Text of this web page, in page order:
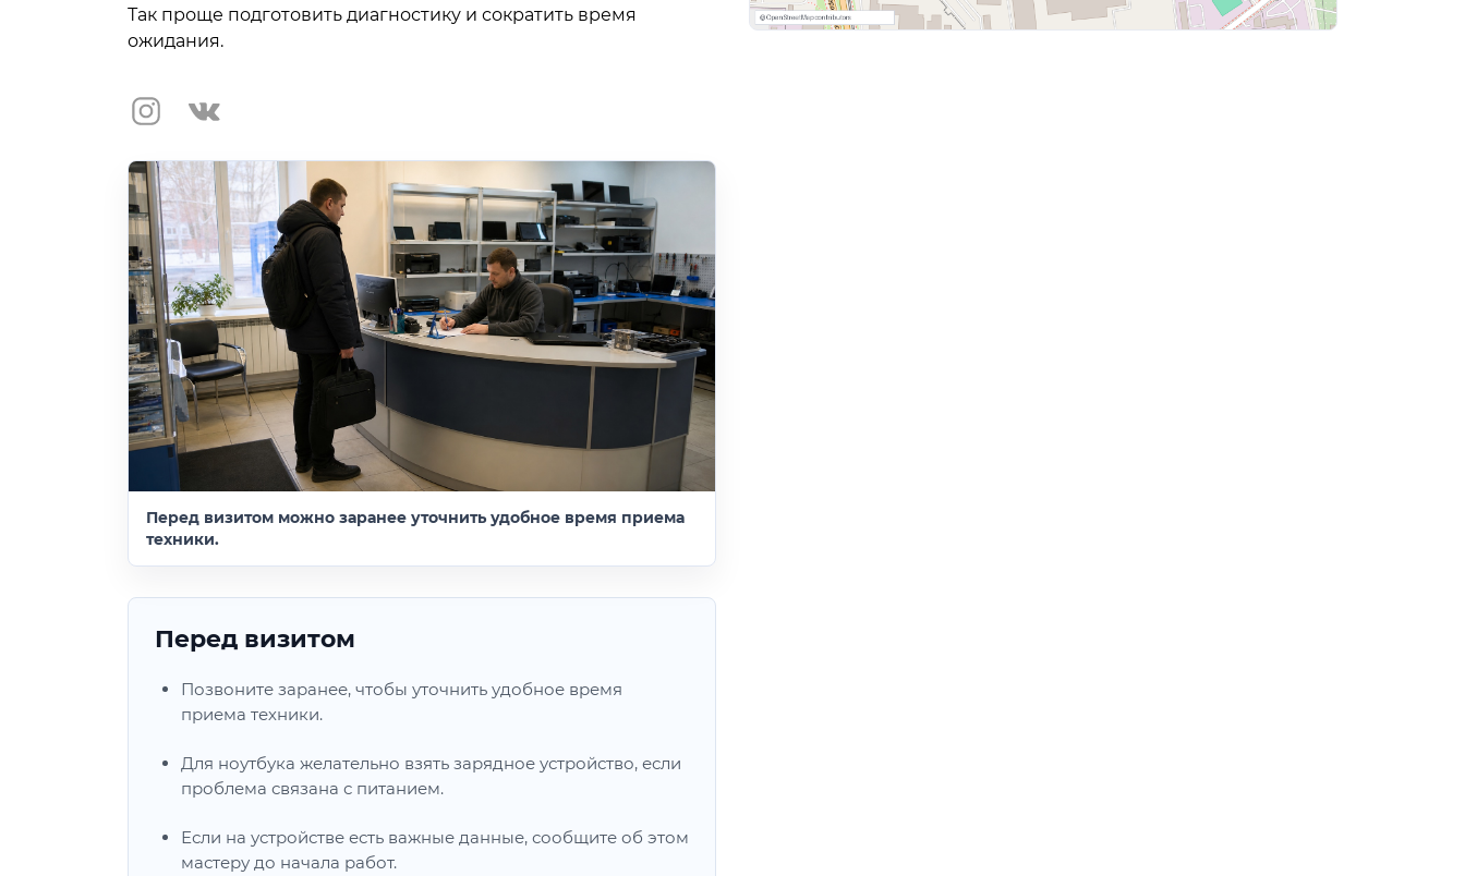
Так проще подготовить диагностику и сократить время
ожидания.
Перед визитом можно заранее уточнить удобное время приема
техники.
Перед визитом
Позвоните заранее, чтобы уточнить удобное время
приема техники.
Для ноутбука желательно взять зарядное устройство, если
проблема связана с питанием.
Если на устройстве есть важные данные, сообщите об этом
мастеру до начала работ.